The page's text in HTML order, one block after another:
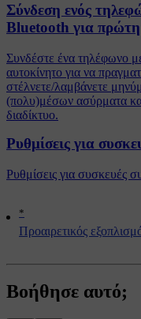
*
Προαιρετικός
Σύνδεση ενός
Bluetooth για
Συνδέστε ένα τηλέφωνο
αυτοκίνητο για να
στέλνετε/λαμβάνετε
(πολυ)μέσων ασύρματα
διαδίκτυο.
Ρυθμίσεις για
Ρυθμίσεις για συσκευές
Βοήθησε αυτό;